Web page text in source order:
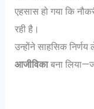
एहसास हो गया कि
रही है।
उन्होंने साहसिक
आजीविकाबना